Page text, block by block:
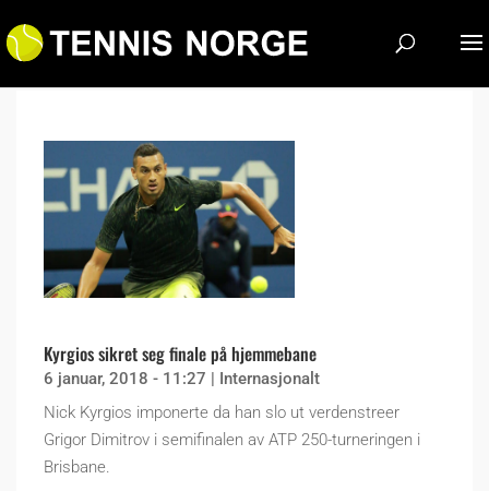
Kyrgios sikret seg finale på hjemmebane
6 januar, 2018 - 11:27 | Internasjonalt
Nick Kyrgios imponerte da han slo ut verdenstreer
Grigor Dimitrov i semifinalen av ATP 250-turneringen i
Brisbane.